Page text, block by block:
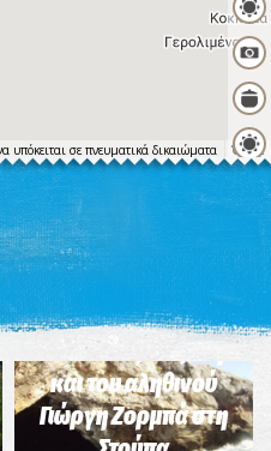
υπόκειται σε πνευματικά δικαιώματα Όροι
Σημείο 7-Διαδρομή
του Ν. Καζαντζάκη
και του αληθινού
Γιώργη Ζορμπά στη
Μοναστήρι